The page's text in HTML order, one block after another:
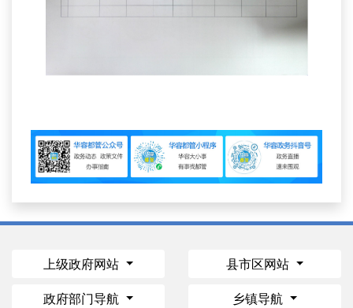
上级政府网站 县市区网站
政府部门导航 乡镇导航